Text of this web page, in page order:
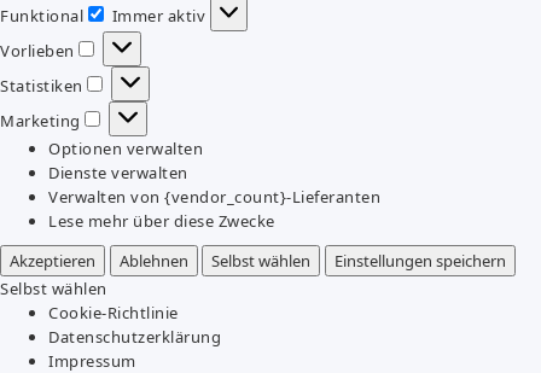
Funktional
Funktional
Immer aktiv
Vorlieben
Vorlieben
Statistiken
Statistiken
Marketing
Marketing
Optionen verwalten
Dienste verwalten
Verwalten von {vendor_count}-Lieferanten
Lese mehr über diese Zwecke
Akzeptieren
Ablehnen Selbst wählen
Einstellungen speichern
Selbst wählen
Cookie-Richtlinie
Datenschutzerklärung
Impressum